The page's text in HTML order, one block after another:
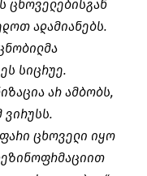
ცხოველებისგან
ადამიანებს.
სიცრუე.
არ ამბობს,
ვირუსს.
ცხოველი იყო